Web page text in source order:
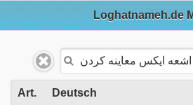
Loghatnameh.de
Art. Deutsch